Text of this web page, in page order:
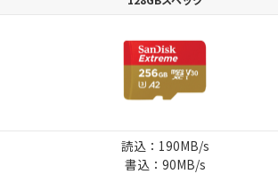
読込：190MB/s
書込：90MB/s